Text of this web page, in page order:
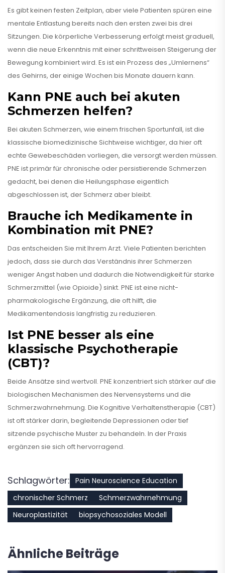
Es gibt keinen festen Zeitplan, aber viele Patienten spüren eine
mentale Entlastung bereits nach den ersten zwei bis drei
Sitzungen. Die körperliche Verbesserung erfolgt meist graduell,
wenn die neue Erkenntnis mit einer schrittweisen Steigerung der
Bewegung kombiniert wird. Es ist ein Prozess des „Umlernens“
des Gehirns, der einige Wochen bis Monate dauern kann.
Kann PNE auch bei akuten
Schmerzen helfen?
Bei akuten Schmerzen, wie einem frischen Sportunfall, ist die
klassische biomedizinische Sichtweise wichtiger, da hier oft
echte Gewebeschäden vorliegen, die versorgt werden müssen.
PNE ist primär für chronische oder persistierende Schmerzen
gedacht, bei denen die Heilungsphase eigentlich
abgeschlossen ist, der Schmerz aber bleibt.
Brauche ich Medikamente in
Kombination mit PNE?
Das entscheiden Sie mit Ihrem Arzt. Viele Patienten berichten
jedoch, dass sie durch das Verständnis ihrer Schmerzen
weniger Angst haben und dadurch die Notwendigkeit für starke
Schmerzmittel (wie Opioide) sinkt. PNE ist eine nicht-
pharmakologische Ergänzung, die oft hilft, die
Medikamentendosis langfristig zu reduzieren.
Ist PNE besser als eine
klassische Psychotherapie
(CBT)?
Beide Ansätze sind wertvoll. PNE konzentriert sich stärker auf die
biologischen Mechanismen des Nervensystems und die
Schmerzwahrnehmung. Die Kognitive Verhaltenstherapie (CBT)
ist oft stärker darin, begleitende Depressionen oder tief
sitzende psychische Muster zu behandeln. In der Praxis
ergänzen sie sich oft hervorragend.
Schlagwörter: Pain Neuroscience Education
chronischer Schmerz
Schmerzwahrnehmung
Neuroplastizität
biopsychosoziales Modell
Ähnliche Beiträge